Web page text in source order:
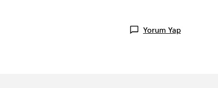
Yorum Yap